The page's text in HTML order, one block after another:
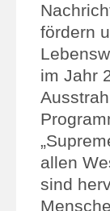
fördern
im Jahr
allen
sind